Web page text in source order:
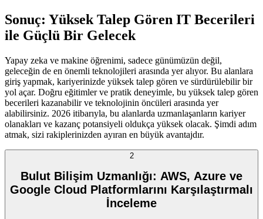
Sonuç: Yüksek Talep Gören IT Becerileri
ile Güçlü Bir Gelecek
Yapay zeka ve makine öğrenimi, sadece günümüzün değil,
geleceğin de en önemli teknolojileri arasında yer alıyor. Bu alanlara
giriş yapmak, kariyerinizde yüksek talep gören ve sürdürülebilir bir
yol açar. Doğru eğitimler ve pratik deneyimle, bu yüksek talep gören
becerileri kazanabilir ve teknolojinin öncüleri arasında yer
alabilirsiniz. 2026 itibarıyla, bu alanlarda uzmanlaşanların kariyer
olanakları ve kazanç potansiyeli oldukça yüksek olacak. Şimdi adım
atmak, sizi rakiplerinizden ayıran en büyük avantajdır.
2
Bulut Bilişim Uzmanlığı: AWS, Azure ve
Google Cloud Platformlarını Karşılaştırmalı
İnceleme